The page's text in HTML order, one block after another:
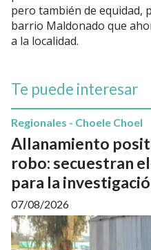
pero también de equidad,
barrio Maldonado que
a la localidad.
Te puede interesar
Allanamiento
robo: secuestran
para la
Regionales - Choele Choel
07/08/2026